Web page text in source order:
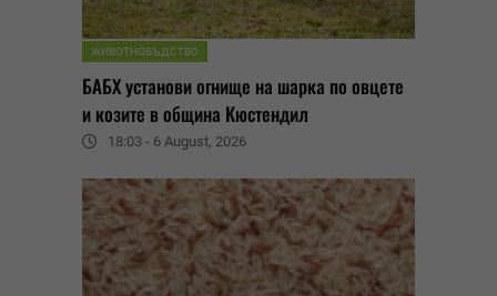
ЖИВОТНОВЪДСТВО
БАБХ установи огнище на шарка по овцете
и козите в община Кюстендил
18:03 - 6 August, 2026